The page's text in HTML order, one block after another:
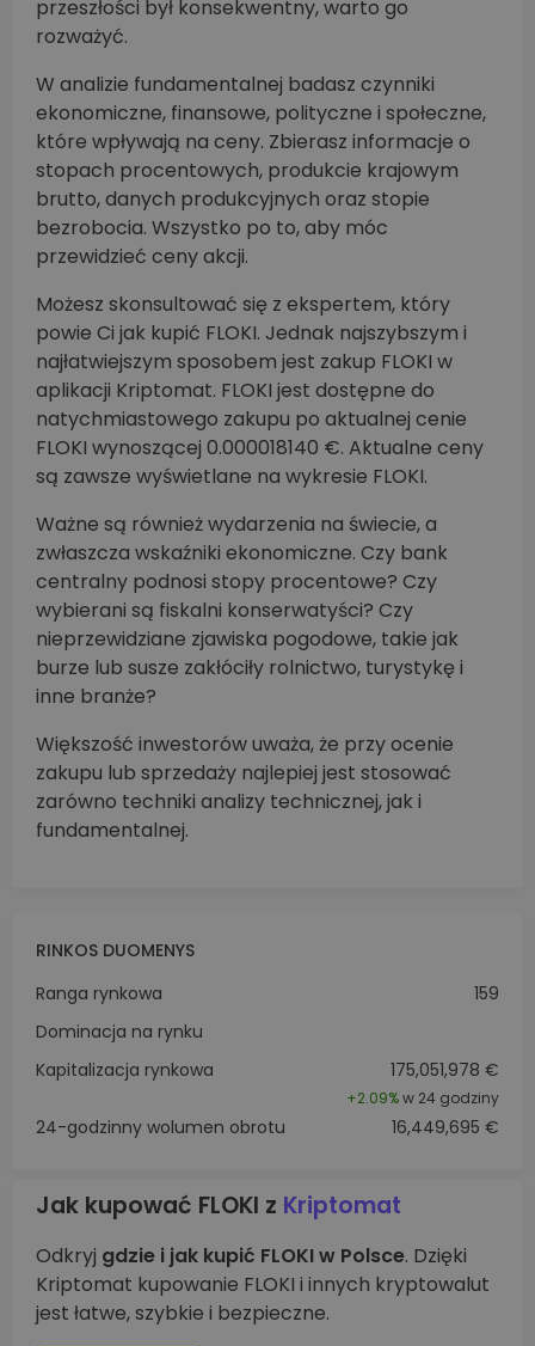
przeszłości był konsekwentny, warto go
rozważyć.
W analizie fundamentalnej badasz czynniki
ekonomiczne, finansowe, polityczne i społeczne,
które wpływają na ceny. Zbierasz informacje o
stopach procentowych, produkcie krajowym
brutto, danych produkcyjnych oraz stopie
bezrobocia. Wszystko po to, aby móc
przewidzieć ceny akcji.
Możesz skonsultować się z ekspertem, który
powie Ci jak kupić FLOKI. Jednak najszybszym i
najłatwiejszym sposobem jest zakup FLOKI w
aplikacji Kriptomat. FLOKI jest dostępne do
natychmiastowego zakupu po aktualnej cenie
FLOKI wynoszącej 0.000018140 €. Aktualne ceny
są zawsze wyświetlane na wykresie FLOKI.
Ważne są również wydarzenia na świecie, a
zwłaszcza wskaźniki ekonomiczne. Czy bank
centralny podnosi stopy procentowe? Czy
wybierani są fiskalni konserwatyści? Czy
nieprzewidziane zjawiska pogodowe, takie jak
burze lub susze zakłóciły rolnictwo, turystykę i
inne branże?
Większość inwestorów uważa, że przy ocenie
zakupu lub sprzedaży najlepiej jest stosować
zarówno techniki analizy technicznej, jak i
fundamentalnej.
RINKOS DUOMENYS
Ranga rynkowa
159
Dominacja na rynku
Kapitalizacja rynkowa
175,051,978 €
+2.09%w 24 godziny
24-godzinny wolumen obrotu 16,449,695 €
Jak kupować FLOKI z Kriptomat
Odkryj gdzie i jak kupić FLOKI w Polsce. Dzięki
Kriptomat kupowanie FLOKI i innych kryptowalut
jest łatwe, szybkie i bezpieczne.